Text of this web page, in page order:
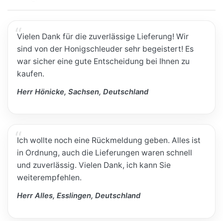
Vielen Dank für die zuverlässige Lieferung! Wir
sind von der Honigschleuder sehr begeistert! Es
war sicher eine gute Entscheidung bei Ihnen zu
kaufen.
Herr Hönicke, Sachsen, Deutschland
Ich wollte noch eine Rückmeldung geben. Alles ist
in Ordnung, auch die Lieferungen waren schnell
und zuverlässig. Vielen Dank, ich kann Sie
weiterempfehlen.
Herr Alles, Esslingen, Deutschland